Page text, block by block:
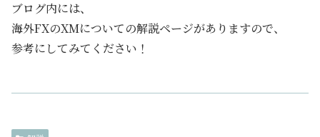
ブログ内には、
海外FXのXMについての解説ページがありますので、
参考にしてみてください！